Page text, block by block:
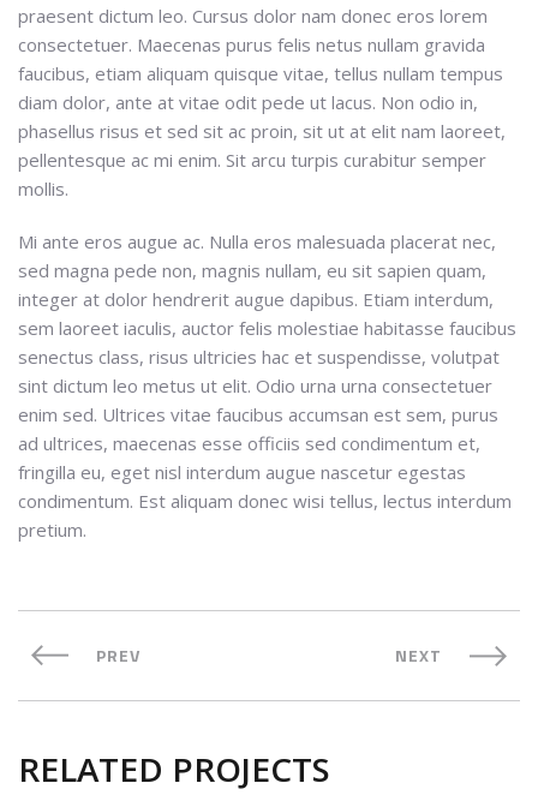
praesent dictum leo. Cursus dolor nam donec eros lorem
consectetuer. Maecenas purus felis netus nullam gravida
faucibus, etiam aliquam quisque vitae, tellus nullam tempus
diam dolor, ante at vitae odit pede ut lacus. Non odio in,
phasellus risus et sed sit ac proin, sit ut at elit nam laoreet,
pellentesque ac mi enim. Sit arcu turpis curabitur semper
mollis.
Mi ante eros augue ac. Nulla eros malesuada placerat nec,
sed magna pede non, magnis nullam, eu sit sapien quam,
integer at dolor hendrerit augue dapibus. Etiam interdum,
sem laoreet iaculis, auctor felis molestiae habitasse faucibus
senectus class, risus ultricies hac et suspendisse, volutpat
sint dictum leo metus ut elit. Odio urna urna consectetuer
enim sed. Ultrices vitae faucibus accumsan est sem, purus
ad ultrices, maecenas esse officiis sed condimentum et,
fringilla eu, eget nisl interdum augue nascetur egestas
condimentum. Est aliquam donec wisi tellus, lectus interdum
pretium.
PREV NEXT
RELATED PROJECTS